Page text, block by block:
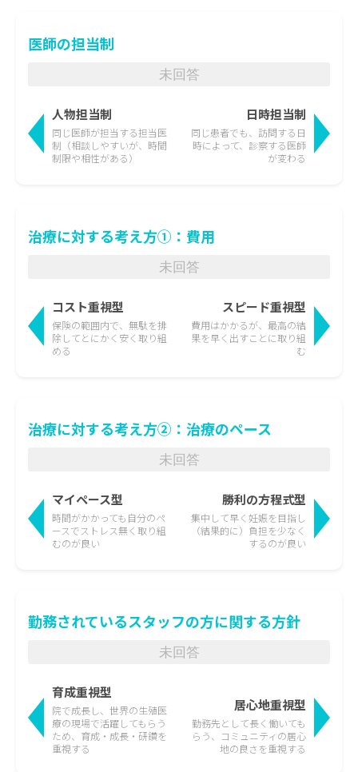
医師の担当制
未回答
人物担当制
同じ医師が担当する担当医
制 （相談しやすいが、時間
制限や相性がある）
同じ患者でも、訪問する日
時によって、 診察する医師
が変わる
日時担当制
治療に対する考え方①：費用
未回答
コスト重視型
保険の範囲内で、無駄を排
除してとにかく安く取り組
める
費用はかかるが、最高の結
果を早く出すことに取り組
む
スピード重視型
治療に対する考え方②：治療のペース
未回答
マイペース型
時間がかかっても 自分のペ
ースでストレス無く取り組
むのが良い
集中して早く妊娠を目指し
（結果的に）負担を少なく
するのが良い
勝利の方程式型
勤務されているスタッフの方に関する方針
未回答
育成重視型
院で成長し、世界の生殖医
療の現場で活躍してもらう
ため、育成・成長・研鑽を
重視する
勤務先として長く働いても
らう、
コミュニティの居心
地の良さを重視する
居心地重視型